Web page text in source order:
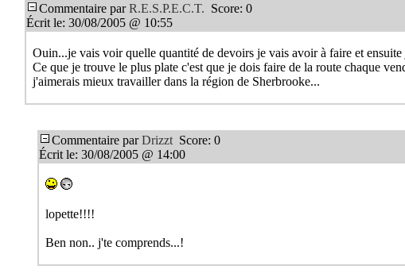
Commentaire parR.E.S.P.E.C.T. Score: 0
Écrit le: 30/08/2005 @ 10:55
Ouin...je vais voir quelle quantité de devoirs je vais avoir à faire et
Ce que je trouve le plus plate c'est que je dois faire de la route chaque
j'aimerais mieux travailler dans la région de Sherbrooke...
Commentaire parDrizzt Score: 0
Écrit le: 30/08/2005 @ 14:00
lopette!!!!
Ben non.. j'te comprends...!